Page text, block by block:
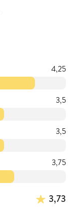
4,25
3,5
3,5
3,75
3,73